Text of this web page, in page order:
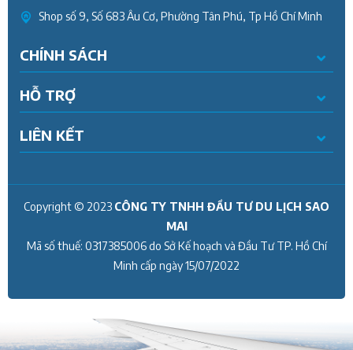
Shop số 9, Số 683 Âu Cơ, Phường Tân Phú, Tp Hồ Chí Minh
CHÍNH SÁCH
HỖ TRỢ
LIÊN KẾT
Copyright © 2023 CÔNG TY TNHH ĐẦU TƯ DU LỊCH SAO
MAI
Mã số thuế: 0317385006do Sở Kế hoạch và Đầu Tư TP. Hồ Chí
Minh cấp ngày15/07/2022